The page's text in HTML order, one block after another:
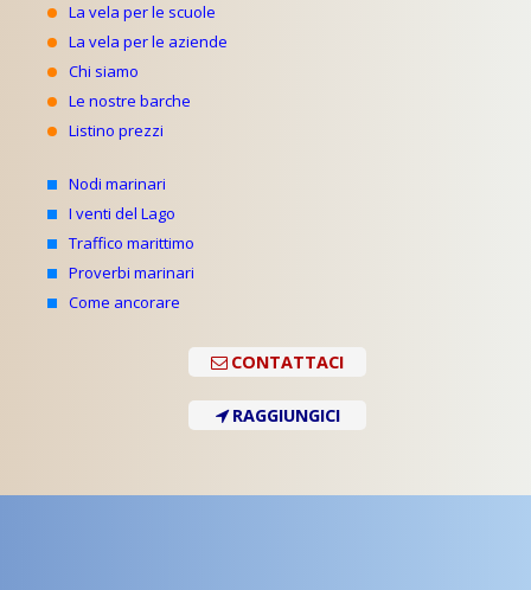
La vela per le scuole
La vela per le aziende
Chi siamo
Le nostre barche
Listino prezzi
Nodi marinari
I venti del Lago
Traffico marittimo
Proverbi marinari
Come ancorare
CONTATTACI
RAGGIUNGICI